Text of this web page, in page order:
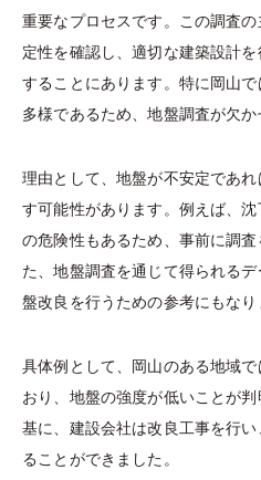
重要なプロセスです。この調査
定性を確認し、適切な建築設計
することにあります。特に岡山
多様であるため、地盤調査が欠か
理由として、地盤が不安定であ
す可能性があります。例えば、
の危険性もあるため、事前に調
た、地盤調査を通じて得られる
盤改良を行うための参考にもなり
具体例として、岡山のある地域
おり、地盤の強度が低いことが
基に、建設会社は改良工事を行
ることができました。